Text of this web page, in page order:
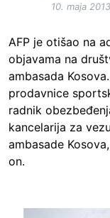
10. maja
AFP je otišao na
objavama na
ambasada
prodavnice
radnik
kancelarija za
ambasade
on.